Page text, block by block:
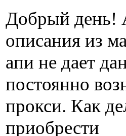
Добрый день!
описания из
апи не дает
постоянно
прокси. Как
приобрести